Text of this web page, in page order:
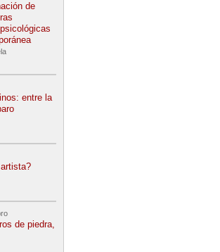
de
entre la
de piedra,